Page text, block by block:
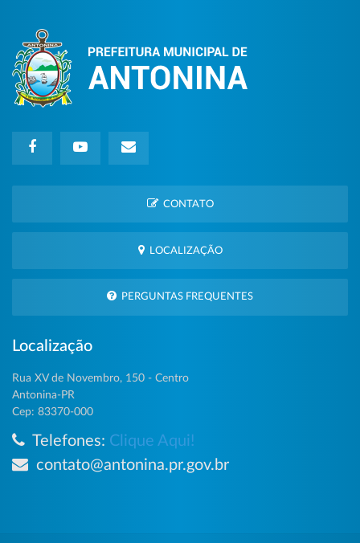
CONTATO
LOCALIZAÇÃO
PERGUNTAS FREQUENTES
Localização
Rua XV de Novembro, 150 - Centro
Antonina-PR
Cep: 83370-000
Telefones: Clique Aqui!
contato@antonina.pr.gov.br